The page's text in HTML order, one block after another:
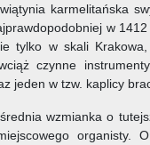
karmelitańska
w
tylko w skali
czynne
jeden w tzw. kaplicy
wzmianka o
organisty.